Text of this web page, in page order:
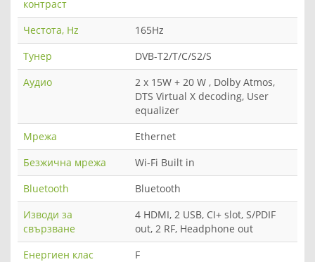
контраст
Честота, Hz
165Hz
Тунер
DVB-T2/T/C/S2/S
Аудио
2 x 15W + 20 W , Dolby Atmos,
DTS Virtual X decoding, User
equalizer
Мрежа
Ethernet
Безжична мрежа
Wi-Fi Built in
Bluetooth
Bluetooth
Изводи за
свързване
4 HDMI, 2 USB, CI+ slot, S/PDIF
out, 2 RF, Headphone out
Енергиен клас
F